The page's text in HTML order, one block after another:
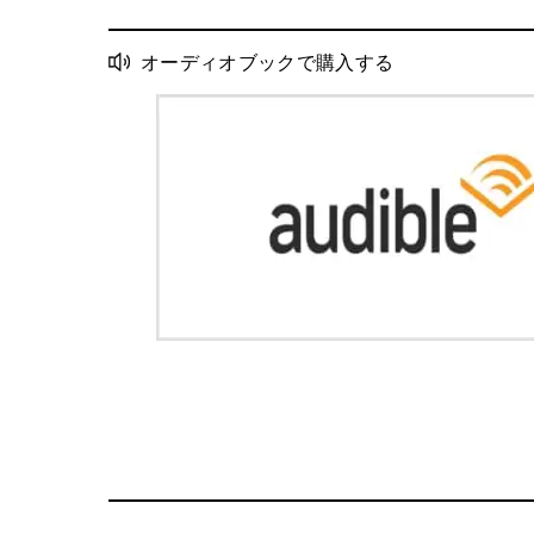
オーディオブックで購入する